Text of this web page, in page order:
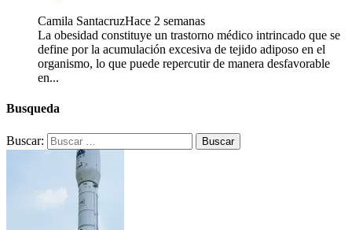
Camila SantacruzHace 2 semanas
La obesidad constituye un trastorno médico intrincado que se
define por la acumulación excesiva de tejido adiposo en el
organismo, lo que puede repercutir de manera desfavorable
en...
Busqueda
Buscar: